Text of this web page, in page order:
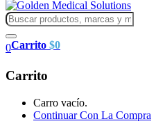
0Carrito $0
Carrito
Carro vacío.
Continuar Con La Compra